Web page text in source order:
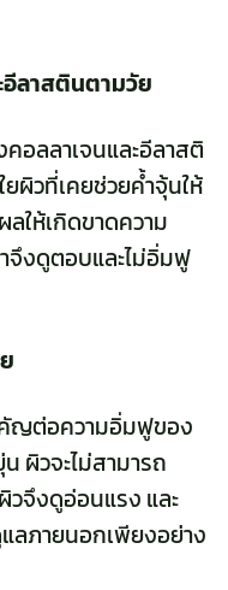
ลาสตินตามวัย
อลลาเจนและอีลาสติ
ผิวที่เคยช่วยค้ำจุ้นให้
ให้เกิดขาดความ
จึงดูตอบและไม่อิ่มฟู
ญต่อความอิ่มฟูของ
ผิวจะไม่สามารถ
วจึงดูอ่อนแรง และ
ลภายนอกเพียงอย่าง